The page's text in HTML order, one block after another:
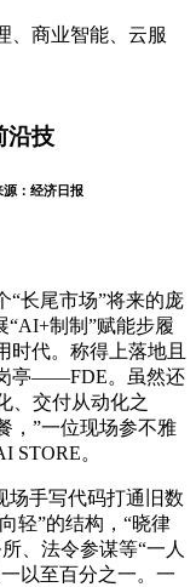
、商业智能、云服
沿技
源： 经济日报
长尾市场”将来的庞
“AI+制制”赋能步履
时代。称得上落地且
亭——FDE。虽然还
、交付从动化之
，”一位现场参不雅
STORE。
手写代码打通旧数
轻”的结构，“晓律
、法令参谋等“一人
以至百分之一。一